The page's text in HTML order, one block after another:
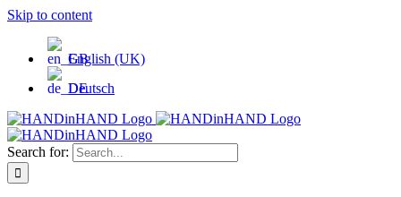
Skip to content
English (UK)
Deutsch
Search for: